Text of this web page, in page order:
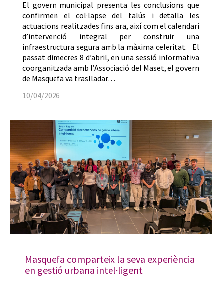
El govern municipal presenta les conclusions que
confirmen el col·lapse del talús i detalla les
actuacions realitzades fins ara, així com el calendari
d’intervenció integral per construir una
infraestructura segura amb la màxima celeritat. El
passat dimecres 8 d’abril, en una sessió informativa
coorganitzada amb l’Associació del Maset, el govern
de Masquefa va traslladar…
10/04/2026
Masquefa comparteix la seva experiència
en gestió urbana intel·ligent